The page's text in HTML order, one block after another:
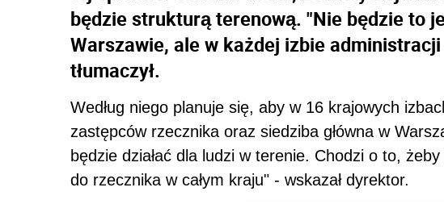
będzie strukturą terenową. "Nie będzie to
Warszawie, ale w każdej izbie
tłumaczył.
Według niego planuje się, aby w 16 krajowych
zastępców rzecznika oraz siedziba główna w
będzie działać dla ludzi w terenie. Chodzi o to,
do rzecznika w całym kraju" - wskazał dyrektor.